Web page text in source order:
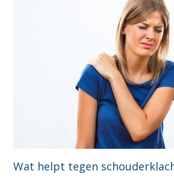
Wat helpt tegen